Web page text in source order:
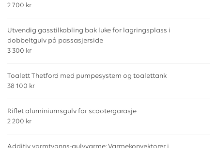
2 700 kr
Utvendig gasstilkobling bak luke for lagringsplass i
dobbeltgulv på passasjerside
3 300 kr
Toalett Thetford med pumpesystem og toalettank
38 100 kr
Riflet aluminiumsgulv for scootergarasje
2 200 kr